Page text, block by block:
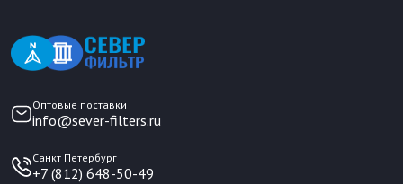
Оптовые поставки
info@sever-filters.ru
Санкт Петербург
+7 (812) 648-50-49